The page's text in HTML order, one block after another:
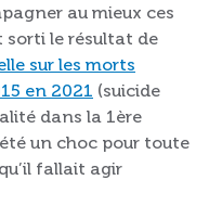
au mieux ces
sorti le résultat de
sur les morts
en 2021 (suicide
dans la 1ère
un choc pour toute
fallait agir